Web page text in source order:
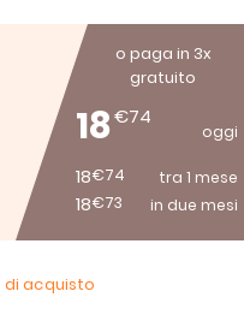
o paga in 3x
gratuito
18€74
oggi
18€74 tra 1 mese
18€73 in due mesi
di acquisto